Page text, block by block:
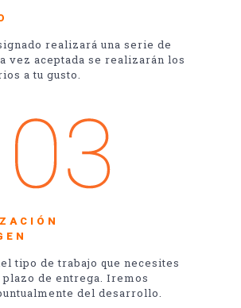
realizará una serie de
vez aceptada se realizarán los
a tu gusto.
tipo de trabajo que necesites
de entrega. Iremos
del desarrollo.